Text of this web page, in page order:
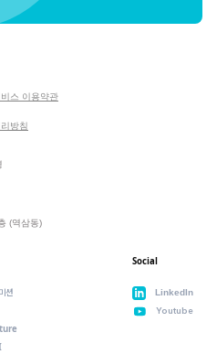
스 이용약관
방침
(역삼동)
션
Social
LinkedIn
Youtube